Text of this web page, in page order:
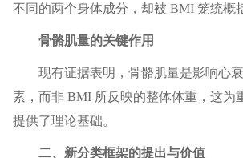
不同的两个身体成分，却被 BMI 笼统概
骨骼肌量的关键作用
现有证据表明，骨骼肌量是影响心
素，而非 BMI 所反映的整体体重，这为
提供了理论基础。
二、新分类框架的提出与价值